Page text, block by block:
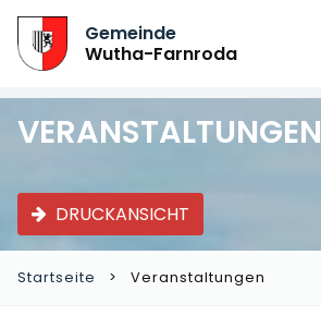
Gemeinde
Wutha-Farnroda
VERANSTALTUNGEN
DRUCKANSICHT
Startseite Veranstaltungen